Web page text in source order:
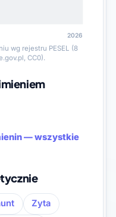
2026
wg rejestru PESEL (8
CC0).
— wszystkie
Zyta